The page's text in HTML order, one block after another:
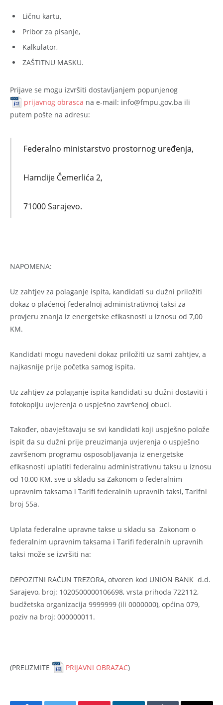
Ličnu kartu,
Pribor za pisanje,
Kalkulator,
ZAŠTITNU MASKU.
Prijave se mogu izvršiti dostavljanjem popunjenog
prijavnog obrasca na e-mail: info@fmpu.gov.ba ili
putem pošte na adresu:
Federalno ministarstvo prostornog uređenja,
Hamdije Čemerlića 2,
71000 Sarajevo.
NAPOMENA:
Uz zahtjev za polaganje ispita, kandidati su dužni priložiti
dokaz o plaćenoj federalnoj administrativnoj taksi za
provjeru znanja iz energetske efikasnosti u iznosu od 7,00
KM.
Kandidati mogu navedeni dokaz priložiti uz sami zahtjev, a
najkasnije prije početka samog ispita.
Uz zahtjev za polaganje ispita kandidati su dužni dostaviti i
fotokopiju uvjerenja o uspješno završenoj obuci.
Također, obavještavaju se svi kandidati koji uspješno polože
ispit da su dužni prije preuzimanja uvjerenja o uspješno
završenom programu osposobljavanja iz energetske
efikasnosti uplatiti federalnu administrativnu taksu u iznosu
od 10,00 KM, sve u skladu sa Zakonom o federalnim
upravnim taksama i Tarifi federalnih upravnih taksi, Tarifni
broj 55a.
Uplata federalne upravne takse u skladu sa Zakonom o
federalnim upravnim taksama i Tarifi federalnih upravnih
taksi može se izvršiti na:
DEPOZITNI RAČUN TREZORA, otvoren kod UNION BANK d.d.
Sarajevo, broj: 1020500000106698, vrsta prihoda 722112,
budžetska organizacija 9999999 (ili 0000000), općina 079,
poziv na broj: 000000011.
(PREUZMITE PRIJAVNI OBRAZAC)